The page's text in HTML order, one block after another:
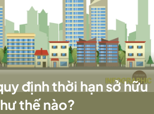
định thời hạn sở hữu
thế nào?